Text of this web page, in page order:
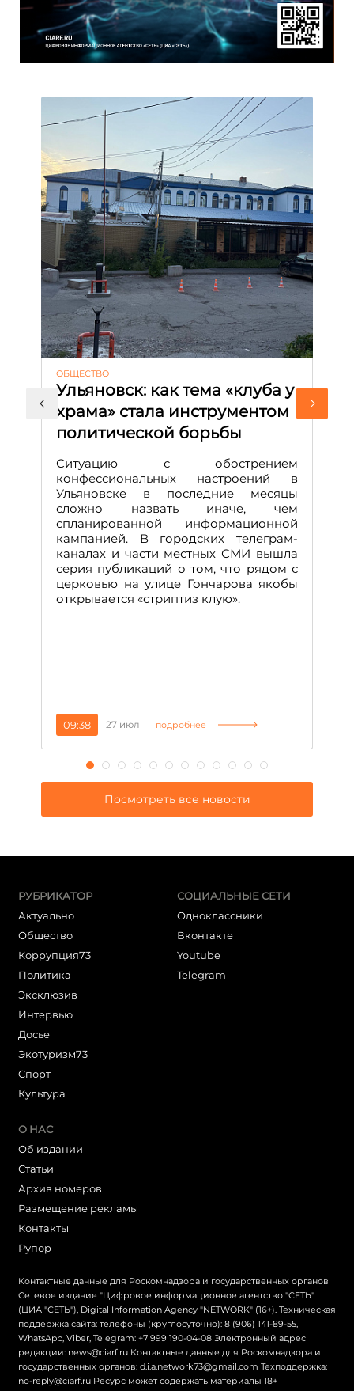
ОБЩЕСТВО
Ульяновск: как тема «клуба у
храма» стала инструментом
политической борьбы
Ситуацию с обострением
конфессиональных настроений в
Ульяновске в последние месяцы
сложно назвать иначе, чем
спланированной информационной
кампанией. В городских телеграм-
каналах и части местных СМИ вышла
серия публикаций о том, что рядом с
церковью на улице Гончарова якобы
открывается «стриптиз клую».
09:38 27 июл подробнее
Посмотреть все новости
РУБРИКАТОР
Актуально
Общество
Коррупция73
Политика
Эксклюзив
Интервью
Досье
Экотуризм73
Cпорт
Культура
СОЦИАЛЬНЫЕ СЕТИ
Одноклассники
Вконтакте
Youtube
Telegram
О НАС
Об издании
Статьи
Архив номеров
Размещение рекламы
Контакты
Рупор
Контактные данные для Роскомнадзора и государственных органов
Сетевое издание "Цифровое информационное агентство "СЕТЬ"
(ЦИА "СЕТЬ"), Digital Information Agency "NETWORK" (16+). Техническая
поддержка сайта: телефоны (круглосуточно): 8 (906) 141-89-55,
WhatsApp, Viber, Telegram: +7 999 190-04-08 Электронный адрес
редакции: news@ciarf.ru Контактные данные для Роскомнадзора и
государственных органов: d.i.a.network73@gmail.com Техподдержка:
no-reply@ciarf.ru Ресурс может содержать материалы 18+